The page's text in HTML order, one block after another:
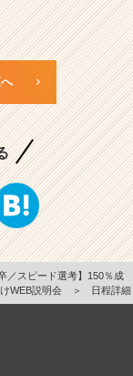
卒／スピード選考】150％成
WEB説明会
＞ 日程詳細